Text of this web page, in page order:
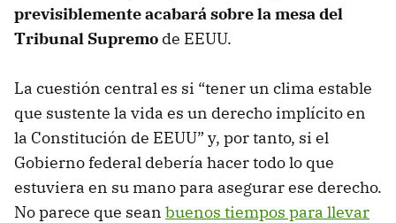
previsiblemente acabará sobre la mesa del
Tribunal Supremo de EEUU.
La cuestión central es si “tener un clima estable
que sustente la vida es un derecho implícito en
la Constitución de EEUU” y, por tanto, si el
Gobierno federal debería hacer todo lo que
estuviera en su mano para asegurar ese derecho.
No parece que sean buenos tiempos para llevar